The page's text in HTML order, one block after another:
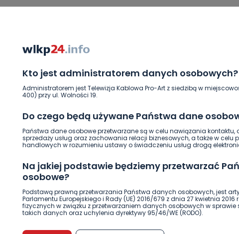
Kto jest administratorem danych osobowych?
Administratorem jest Telewizja Kablowa Pro-Art z siedzibą w
400) przy ul. Wolności 19.
Do czego będą używane Państwa dane
Państwa dane osobowe przetwarzane są w celu nawiązania kontaktu,
sprzedaży usług oraz zachowania relacji biznesowych, a także w celu
handlowych w rozumieniu ustawy o świadczeniu usług drogą
Na jakiej podstawie będziemy przetwarzać
osobowe?
Podstawą prawną przetwarzania Państwa danych osobowych, jest
Parlamentu Europejskiego i Rady (UE) 2016/679 z dnia 27 kwietnia
fizycznych w związku z przetwarzaniem danych osobowych w sprawie
takich danych oraz uchylenia dyrektywy 95/46/WE (RODO).
portalu i kasujecie komentarze? Dlaczego tak robicie?
REPLY